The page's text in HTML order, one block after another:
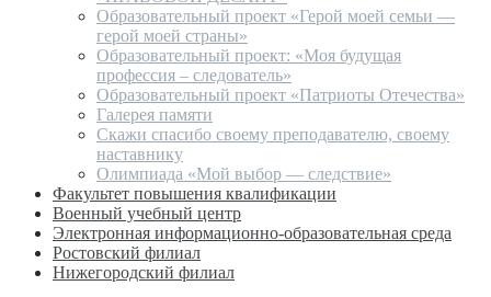
Образовательный проект «Герой моей семьи —
герой моей страны»
Образовательный проект: «Моя будущая
профессия – следователь»
Образовательный проект «Патриоты Отечества»
Галерея памяти
Скажи спасибо своему преподавателю, своему
наставнику
Олимпиада «Мой выбор — следствие»
Факультет повышения квалификации
Военный учебный центр
Электронная информационно-образовательная среда
Ростовский филиал
Нижегородский филиал